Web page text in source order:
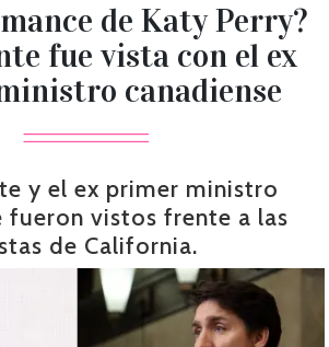
de Katy Perry?
fue vista con el ex
canadiense
y el ex primer ministro
fueron vistos frente a las
de California.